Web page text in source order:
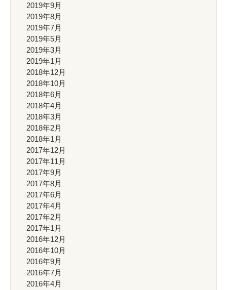
2019年9月
2019年8月
2019年7月
2019年5月
2019年3月
2019年1月
2018年12月
2018年10月
2018年6月
2018年4月
2018年3月
2018年2月
2018年1月
2017年12月
2017年11月
2017年9月
2017年8月
2017年6月
2017年4月
2017年2月
2017年1月
2016年12月
2016年10月
2016年9月
2016年7月
2016年4月